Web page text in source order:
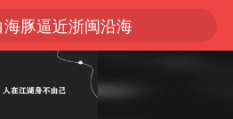
海豚逼近浙闽沿海
跨界融合拉长夏日经济消费链条